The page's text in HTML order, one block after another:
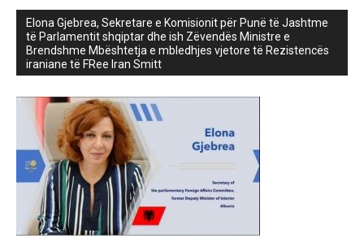
Elona Gjebrea, Sekretare e Komisionit për Punë të Jashtme
të Parlamentit shqiptar dhe ish Zëvendës Ministre e
Brendshme Mbështetja e mbledhjes vjetore të Rezistencës
iraniane të FRee Iran Smitt